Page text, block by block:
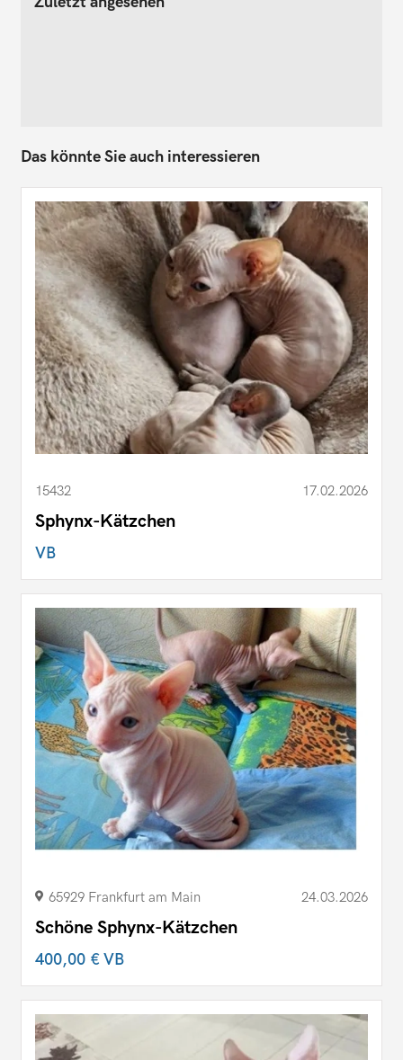
Das könnte Sie auch interessieren
15432 17.02.2026
Sphynx-Kätzchen
VB
65929 Frankfurt am Main 24.03.2026
Schöne Sphynx-Kätzchen
400,00 €VB